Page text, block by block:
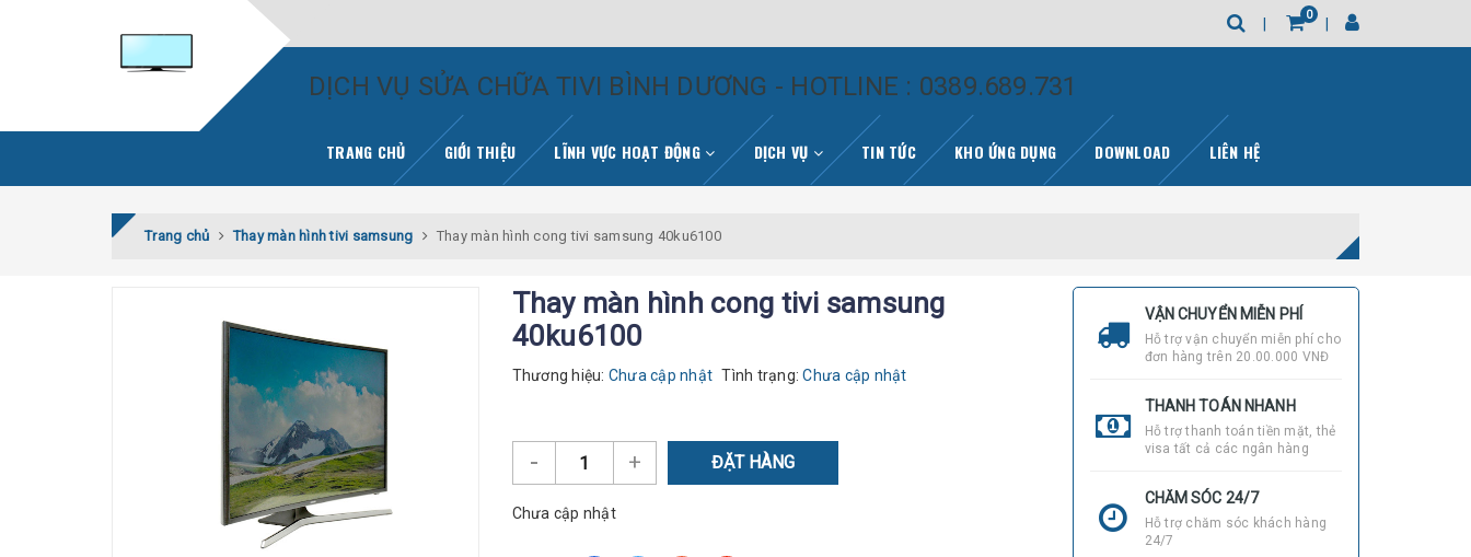
0
DỊCH VỤ SỬA CHỮA TIVI BÌNH DƯƠNG - HOTLINE : 0389.689.731
TRANG CHỦ GIỚI THIỆU LĨNH VỰC HOẠT ĐỘNG DỊCH VỤ TIN TỨC KHO ỨNG DỤNG DOWNLOAD LIÊN HỆ
Trang chủ Thay màn hình tivi samsung Thay màn hình cong tivi samsung 40ku6100
Thay màn hình cong tivi samsung
40ku6100
Thương hiệu: Chưa cập nhật Tình trạng:Chưa cập nhật
- + ĐẶT HÀNG
Chưa cập nhật
VẬN CHUYỂN MIỄN PHÍ
Hỗ trợ vận chuyển miễn phí cho
đơn hàng trên 20.00.000 VNĐ
THANH TOÁN NHANH
Hỗ trợ thanh toán tiền mặt, thẻ
visa tất cả các ngân hàng
CHĂM SÓC 24/7
Hỗ trợ chăm sóc khách hàng
24/7